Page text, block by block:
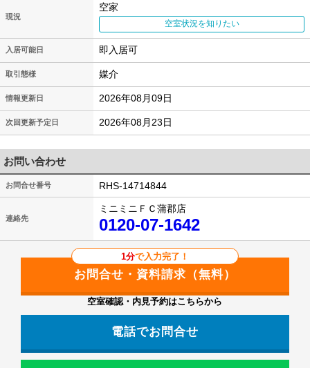
現況
空家
空室状況を知りたい
入居可能日 即入居可
取引態様 媒介
情報更新日 2026年08月09日
次回更新予定日 2026年08月23日
お問い合わせ
お問合せ番号 RHS-14714844
連絡先
ミニミニＦＣ蒲郡店
0120-07-1642
1分で入力完了！
空室確認・内見予約はこちらから
電話でお問合せ